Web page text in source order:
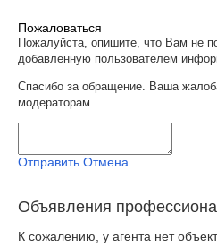
Пожаловаться
Пожалуйста, опишите, что Вам не
добавленную пользователем
Спасибо за обращение. Ваша
модераторам.
Отправить Отмена
Объявления
К сожалению, у агента нет